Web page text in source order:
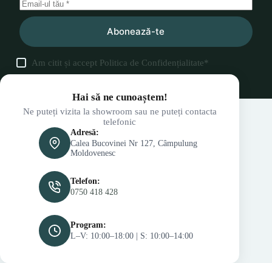
Abonează-te
Am citit și accept Politica de Confidențialitate*
Hai să ne cunoaștem!
Ne puteți vizita la showroom sau ne puteți contacta
telefonic
Adresă:
Calea Bucovinei Nr 127, Câmpulung
Moldovenesc
Telefon:
0750 418 428
Program:
L–V: 10:00–18:00 | S: 10:00–14:00